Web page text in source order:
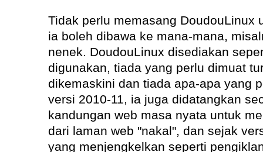
Tidak perlu memasang DoudouLinux
ia boleh dibawa ke mana-mana,
nenek. DoudouLinux disediakan
digunakan, tiada yang perlu dimuat
dikemaskini dan tiada apa-apa yang
versi 2010-11, ia juga didatangkan
kandungan web masa nyata untuk
dari laman web "nakal", dan sejak
yang menjengkelkan seperti